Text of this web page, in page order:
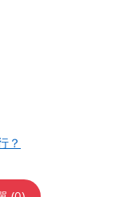
？